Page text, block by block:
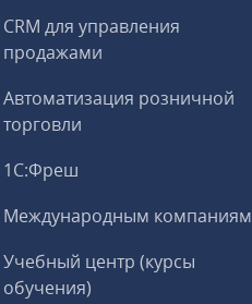
CRM для управления
продажами
Автоматизация розничной
торговли
1С:Фреш
Международным компаниям
Учебный центр (курсы
обучения)